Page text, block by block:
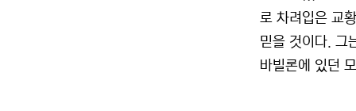
로 차려입은 교
믿을 것이다. 그
바빌론에 있던